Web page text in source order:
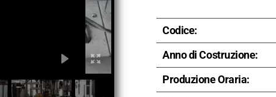
Codice:
Anno di Costruzione:
Produzione Oraria: